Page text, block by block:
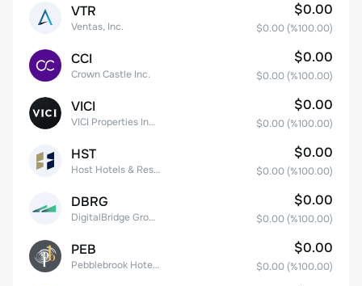
VTR
Ventas, Inc.
$0.00
$0.00 (%100.00)
CCI
Crown Castle Inc.
$0.00
$0.00 (%100.00)
VICI
VICI Properties Inc. Common Stock
$0.00
$0.00 (%100.00)
HST
Host Hotels & Resorts, Inc.
$0.00
$0.00 (%100.00)
DBRG
DigitalBridge Group, Inc.
$0.00
$0.00 (%100.00)
PEB
Pebblebrook Hotel Trust
$0.00
$0.00 (%100.00)